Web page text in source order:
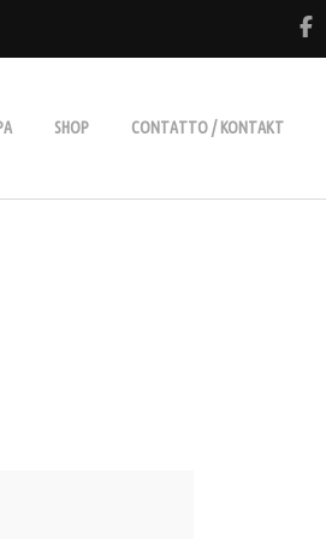
SHOP CONTATTO / KONTAKT